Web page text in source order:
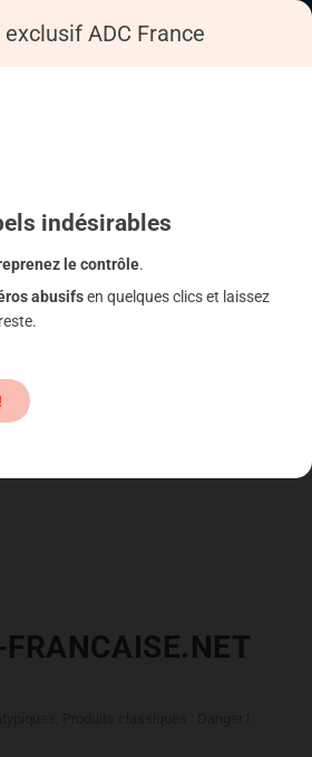
ADC France
indésirables
le contrôle.
abusifsen quelques clics et laissez